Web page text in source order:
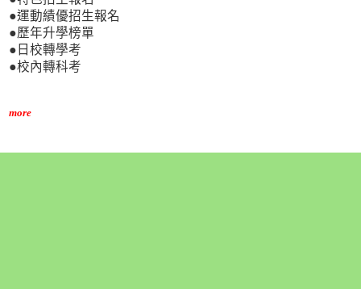
●運動績優招生報名
●歷年升學榜單
●日校轉學考
●校內轉科考
more